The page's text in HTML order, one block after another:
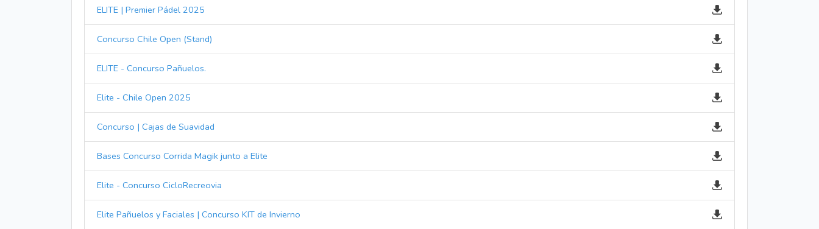
ELITE | Premier Pádel 2025
Concurso Chile Open (Stand)
ELITE - Concurso Pañuelos.
Elite - Chile Open 2025
Concurso | Cajas de Suavidad
Bases Concurso Corrida Magik junto a Elite
Elite - Concurso CicloRecreovia
Elite Pañuelos y Faciales | Concurso KIT de Invierno